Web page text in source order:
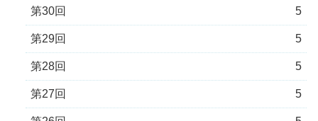
第30回 5
第29回 5
第28回 5
第27回 5